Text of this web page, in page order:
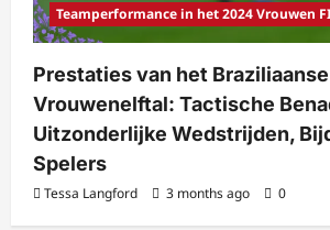
Teamperformance in het 2024 Vrouwen
Prestaties van het Braziliaanse
Vrouwenelftal: Tactische
Uitzonderlijke Wedstrijden,
Spelers
Tessa Langford 3 months ago 0